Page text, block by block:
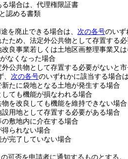
場合は、代理権限証書
認める書類
を廃止できる場合は、 次の各号のいず
ため、法定外公共物として存置する
良事業若しくは土地区画整理事業又
なくなった場合
公共物として存置する必要がないと
次の各号のいずれかに該当する場合
たに袋地となる土地が発生する場合
ても機能が損なわれる場合
を改良しても機能を維持できない場合
用地として存置する必要がある場合
敷地内に介在する場合
られない場合
完了していない場合
可否を申請者に通知するものとする。